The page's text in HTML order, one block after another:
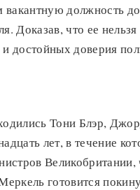
должность до
Доказав, что ее
доверия
Тони Блэр,
лет, в течение
готовится